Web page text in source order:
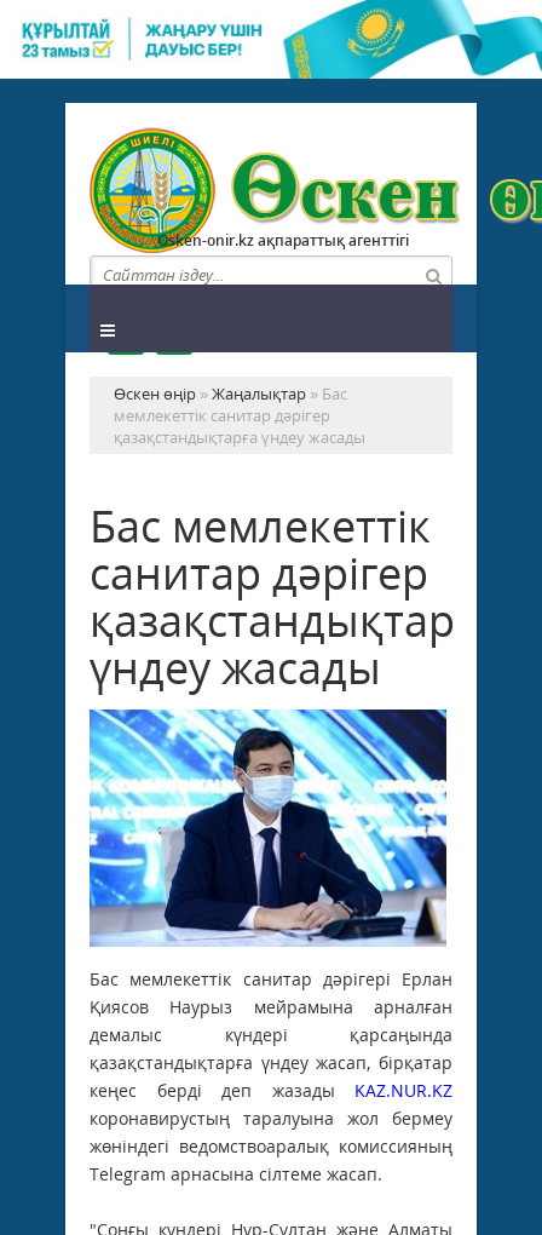
Osken-onir.kz ақпараттық агенттігі
Өскен өңір »Жаңалықтар » Бас
мемлекеттік санитар дәрігер
қазақстандықтарға үндеу жасады
Бас мемлекеттік
санитар дәрігер
қазақстандықтарға
үндеу жасады
Бас мемлекеттік санитар дәрігері Ерлан
Қиясов Наурыз мейрамына арналған
демалыс күндері қарсаңында
қазақстандықтарға үндеу жасап, бірқатар
кеңес берді деп жазады KAZ.NUR.KZ
коронавирустың таралуына жол бермеу
жөніндегі ведомствоаралық комиссияның
Telegram арнасына сілтеме жасап.
"Соңғы күндері Нұр-Сұлтан және Алматы